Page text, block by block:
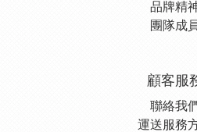
品牌精
團隊成
顧客服
聯絡我
運送服務